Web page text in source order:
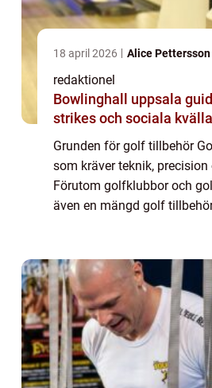
18 april 2026 Alice Pettersson
redaktionel
Bowlinghall uppsala guide till skratt,
strikes och sociala
Grunden för golf tillbehör
som kräver teknik,
Förutom golfklubbor och
även en mängd golf